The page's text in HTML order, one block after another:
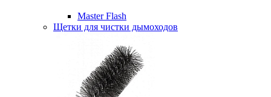
Master Flash
Щетки для чистки дымоходов